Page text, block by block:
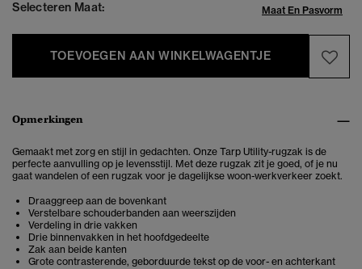
Selecteren Maat: Maat En Pasvorm
TOEVOEGEN AAN WINKELWAGENTJE
Opmerkingen
Gemaakt met zorg en stijl in gedachten. Onze Tarp Utility-rugzak is de
perfecte aanvulling op je levensstijl. Met deze rugzak zit je goed, of je nu
gaat wandelen of een rugzak voor je dagelijkse woon-werkverkeer zoekt.
Draaggreep aan de bovenkant
Verstelbare schouderbanden aan weerszijden
Verdeling in drie vakken
Drie binnenvakken in het hoofdgedeelte
Zak aan beide kanten
Grote contrasterende, geborduurde tekst op de voor- en achterkant